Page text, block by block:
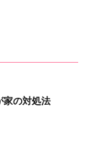
家の対処法